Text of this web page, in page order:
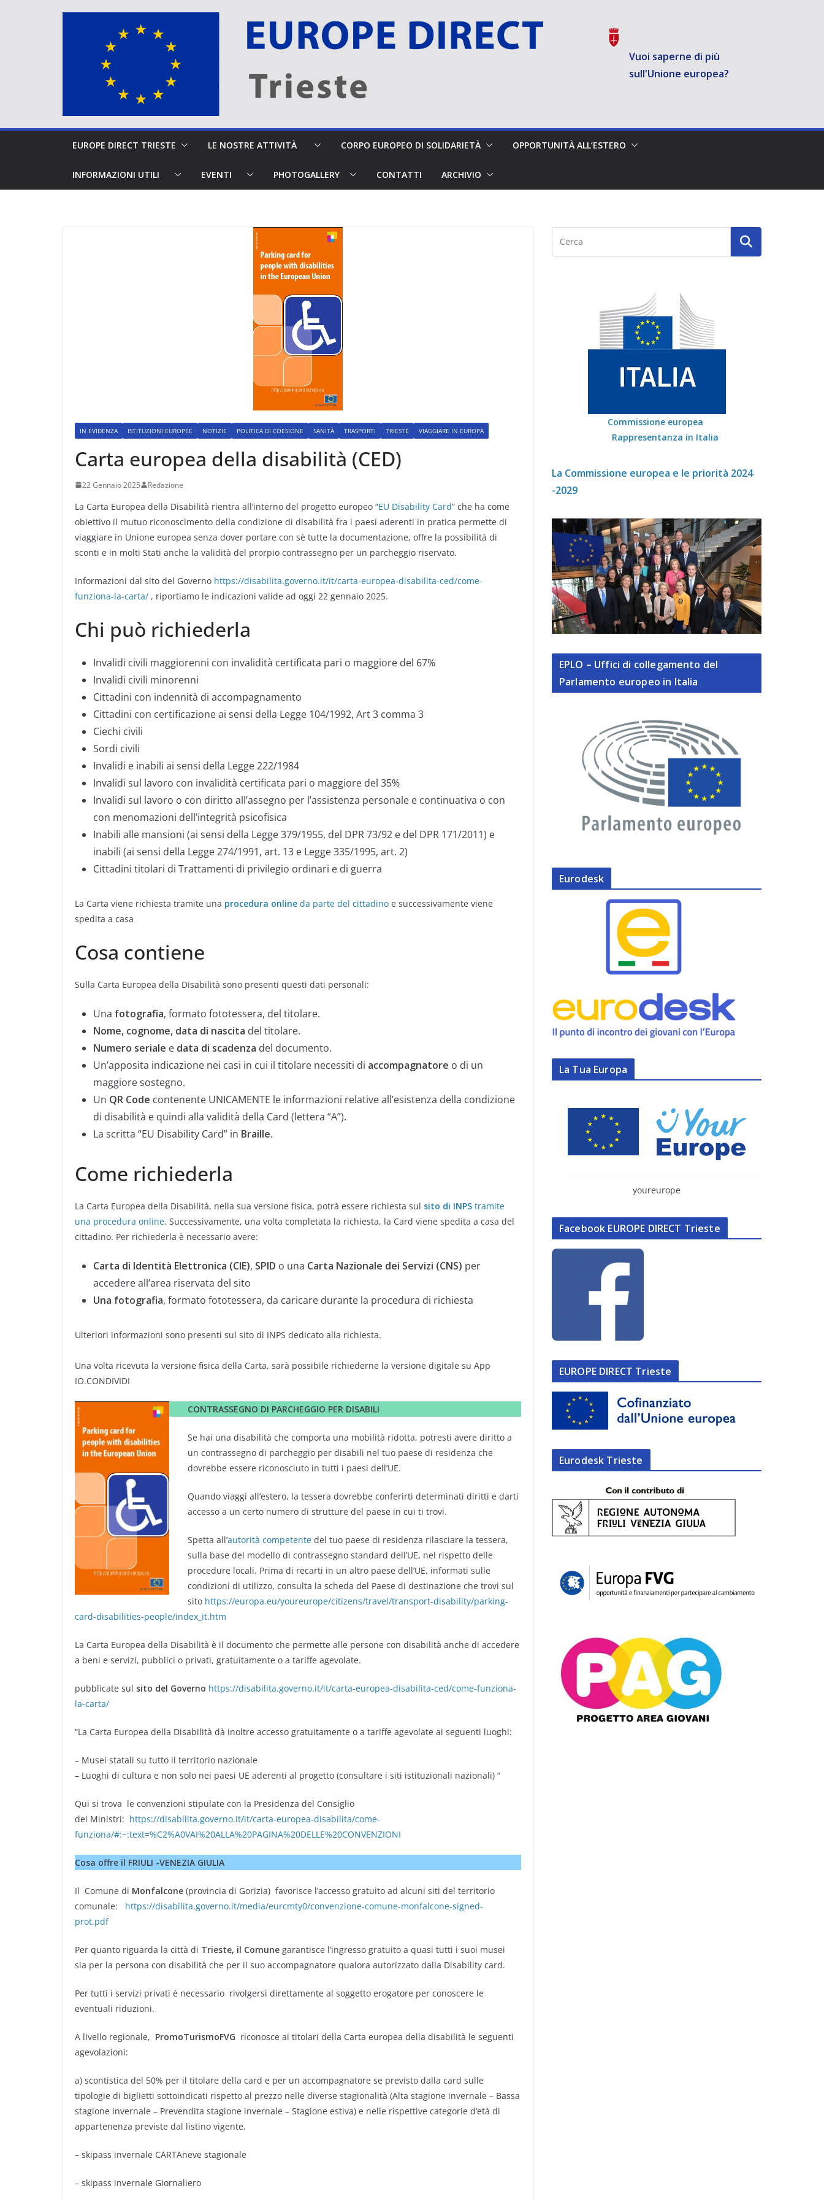
Vuoi saperne di più
sull'Unione europea?
EUROPE DIRECT TRIESTE LE NOSTRE ATTIVITÀ CORPO EUROPEO DI SOLIDARIETÀ OPPORTUNITÀ ALL’ESTERO
INFORMAZIONI UTILI EVENTI PHOTOGALLERY CONTATTI ARCHIVIO
IN EVIDENZA ISTITUZIONI EUROPEE NOTIZIE POLITICA DI COESIONE SANITÀ TRASPORTI TRIESTE VIAGGIARE IN EUROPA
Carta europea della disabilità (CED)
22 Gennaio 2025 Redazione
La Carta Europea della Disabilità rientra all’interno del progetto europeo “EU Disability Card” che ha come
obiettivo il mutuo riconoscimento della condizione di disabilità fra i paesi aderenti in pratica permette di
viaggiare in Unione europea senza dover portare con sè tutte la documentazione, offre la possibilità di
sconti e in molti Stati anche la validità del prorpio contrassegno per un parcheggio riservato.
Informazioni dal sito del Governo https://disabilita.governo.it/it/carta-europea-disabilita-ced/come-
funziona-la-carta/ , riportiamo le indicazioni valide ad oggi 22 gennaio 2025.
Chi può richiederla
Invalidi civili maggiorenni con invalidità certificata pari o maggiore del 67%
Invalidi civili minorenni
Cittadini con indennità di accompagnamento
Cittadini con certificazione ai sensi della Legge 104/1992, Art 3 comma 3
Ciechi civili
Sordi civili
Invalidi e inabili ai sensi della Legge 222/1984
Invalidi sul lavoro con invalidità certificata pari o maggiore del 35%
Invalidi sul lavoro o con diritto all’assegno per l’assistenza personale e continuativa o con
con menomazioni dell’integrità psicofisica
Inabili alle mansioni (ai sensi della Legge 379/1955, del DPR 73/92 e del DPR 171/2011) e
inabili (ai sensi della Legge 274/1991, art. 13 e Legge 335/1995, art. 2)
Cittadini titolari di Trattamenti di privilegio ordinari e di guerra
La Carta viene richiesta tramite una procedura online da parte del cittadino e successivamente viene
spedita a casa
Cosa contiene
Sulla Carta Europea della Disabilità sono presenti questi dati personali:
Una fotografia, formato fototessera, del titolare.
Nome, cognome, data di nascita del titolare.
Numero seriale e data di scadenza del documento.
Un’apposita indicazione nei casi in cui il titolare necessiti di accompagnatore o di un
maggiore sostegno.
Un QR Code contenente UNICAMENTE le informazioni relative all’esistenza della condizione
di disabilità e quindi alla validità della Card (lettera “A”).
La scritta “EU Disability Card” in Braille.
Come richiederla
La Carta Europea della Disabilità, nella sua versione fisica, potrà essere richiesta sul sito di INPS tramite
una procedura online. Successivamente, una volta completata la richiesta, la Card viene spedita a casa del
cittadino. Per richiederla è necessario avere:
Carta di Identità Elettronica (CIE), SPID o una Carta Nazionale dei Servizi (CNS) per
accedere all’area riservata del sito
Una fotografia, formato fototessera, da caricare durante la procedura di richiesta
Ulteriori informazioni sono presenti sul sito di INPS dedicato alla richiesta.
Una volta ricevuta la versione fisica della Carta, sarà possibile richiederne la versione digitale su App
IO.CONDIVIDI
CONTRASSEGNO DI PARCHEGGIO PER DISABILI
Se hai una disabilità che comporta una mobilità ridotta, potresti avere diritto a
un contrassegno di parcheggio per disabili nel tuo paese di residenza che
dovrebbe essere riconosciuto in tutti i paesi dell’UE.
Quando viaggi all’estero, la tessera dovrebbe conferirti determinati diritti e darti
accesso a un certo numero di strutture del paese in cui ti trovi.
Spetta all’autorità competente del tuo paese di residenza rilasciare la tessera,
sulla base del modello di contrassegno standard dell’UE, nel rispetto delle
procedure locali. Prima di recarti in un altro paese dell’UE, informati sulle
condizioni di utilizzo, consulta la scheda del Paese di destinazione che trovi sul
sito https://europa.eu/youreurope/citizens/travel/transport-disability/parking-
card-disabilities-people/index_it.htm
La Carta Europea della Disabilità è il documento che permette alle persone con disabilità anche di accedere
a beni e servizi, pubblici o privati, gratuitamente o a tariffe agevolate.
pubblicate sul sito del Governo https://disabilita.governo.it/it/carta-europea-disabilita-ced/come-funziona-
la-carta/
“La Carta Europea della Disabilità dà inoltre accesso gratuitamente o a tariffe agevolate ai seguenti luoghi:
– Musei statali su tutto il territorio nazionale
– Luoghi di cultura e non solo nei paesi UE aderenti al progetto (consultare i siti istituzionali nazionali) “
Qui si trova le convenzioni stipulate con la Presidenza del Consiglio
dei Ministri: https://disabilita.governo.it/it/carta-europea-disabilita/come-
funziona/#:~:text=%C2%A0VAI%20ALLA%20PAGINA%20DELLE%20CONVENZIONI
Cosa offre il FRIULI -VENEZIA GIULIA
Il Comune di Monfalcone (provincia di Gorizia) favorisce l’accesso gratuito ad alcuni siti del territorio
comunale: https://disabilita.governo.it/media/eurcmty0/convenzione-comune-monfalcone-signed-
prot.pdf
Per quanto riguarda la città di Trieste, il Comune garantisce l’ingresso gratuito a quasi tutti i suoi musei
sia per la persona con disabilità che per il suo accompagnatore qualora autorizzato dalla Disability card.
Per tutti i servizi privati è necessario rivolgersi direttamente al soggetto erogatore per conoscere le
eventuali riduzioni.
A livello regionale, PromoTurismoFVG riconosce ai titolari della Carta europea della disabilità le seguenti
agevolazioni:
a) scontistica del 50% per il titolare della card e per un accompagnatore se previsto dalla card sulle
tipologie di biglietti sottoindicati rispetto al prezzo nelle diverse stagionalità (Alta stagione invernale – Bassa
stagione invernale – Prevendita stagione invernale – Stagione estiva) e nelle rispettive categorie d’età di
appartenenza previste dal listino vigente.
– skipass invernale CARTAneve stagionale
– skipass invernale Giornaliero
Commissione europea
Rappresentanza in Italia
La Commissione europea e le priorità 2024
-2029
EPLO – Uffici di collegamento del
Parlamento europeo in Italia
Eurodesk
La Tua Europa
youreurope
Facebook EUROPE DIRECT Trieste
EUROPE DIRECT Trieste
Eurodesk Trieste